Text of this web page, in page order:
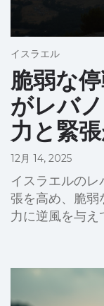
イスラエル
脆弱な
がレバ
力と緊
12月 14, 2025
イスラエルの
張を高め、脆弱
力に逆風を与え